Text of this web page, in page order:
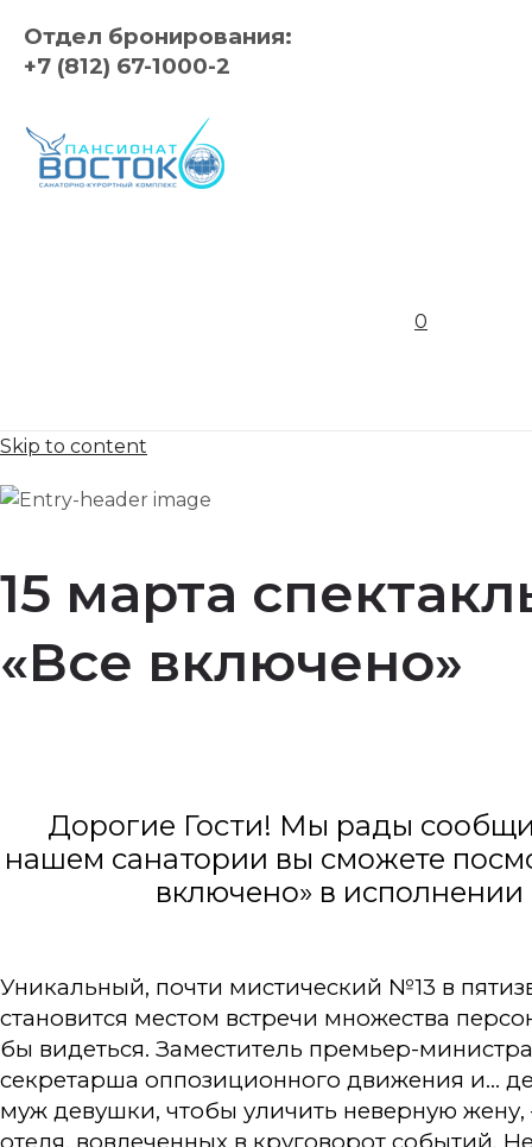
Отдел бронирования:
+7 (812) 67-1000-2
0
Skip to content
15 марта
«Все включено»
Дорогие Гости! Мы рады
нашем санатории вы сможете
включено» в исполнении
Уникальный, почти мистический №13 в
становится местом встречи множества
бы видеться. Заместитель премьер-
секретарша оппозиционного движения и…
муж девушки, чтобы уличить неверную жену,